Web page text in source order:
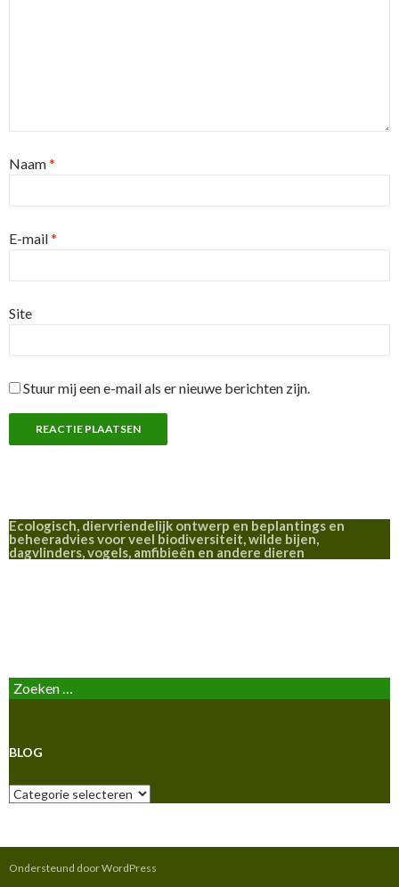
Naam*
E-mail*
Site
Stuur mij een e-mail als er nieuwe berichten zijn.
Ecologisch, diervriendelijk ontwerp en beplantings en
beheeradvies voor veel biodiversiteit, wilde bijen,
dagvlinders, vogels, amfibieën en andere dieren
Zoeken
naar:
BLOG
Blog
Ondersteund door WordPress